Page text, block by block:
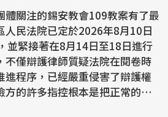
體關注的錫安教會109教案有了最
人民法院已定於2026年8月10日
並緊接著在8月14日至18日進行
不僅辯護律師質疑法院在閱卷時
進程序，已經嚴重侵害了辯護權
方的許多指控根本是把正常的宗